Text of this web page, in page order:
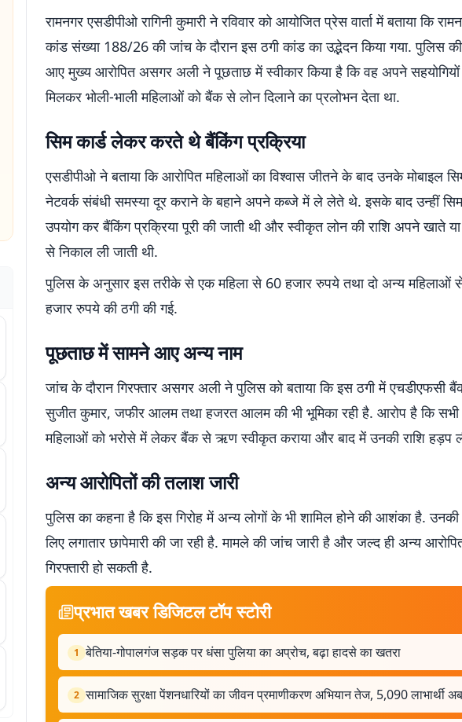
रामनगर एसडीपीओ रागिनी कुमारी ने रविवार को आयोजित प्रेस वार्ता में बताया कि
कांड संख्या 188/26 की जांच के दौरान इस ठगी कांड का उद्भेदन किया गया. पुलिस
आए मुख्य आरोपित असगर अली ने पूछताछ में स्वीकार किया है कि वह अपने
मिलकर भोली-भाली महिलाओं को बैंक से लोन दिलाने का प्रलोभन देता था.
सिम कार्ड लेकर करते थे बैंकिंग प्रक्रिया
एसडीपीओ ने बताया कि आरोपित महिलाओं का विश्वास जीतने के बाद उनके मोबाइल
नेटवर्क संबंधी समस्या दूर कराने के बहाने अपने कब्जे में ले लेते थे. इसके बाद उन्हीं सिम
उपयोग कर बैंकिंग प्रक्रिया पूरी की जाती थी और स्वीकृत लोन की राशि अपने खाते या
से निकाल ली जाती थी.
पुलिस के अनुसार इस तरीके से एक महिला से 60 हजार रुपये तथा दो अन्य महिलाओं
हजार रुपये की ठगी की गई.
पूछताछ में सामने आए अन्य नाम
जांच के दौरान गिरफ्तार असगर अली ने पुलिस को बताया कि इस ठगी में एचडीएफसी
सुजीत कुमार, जफीर आलम तथा हजरत आलम की भी भूमिका रही है. आरोप है कि
महिलाओं को भरोसे में लेकर बैंक से ऋण स्वीकृत कराया और बाद में उनकी राशि हड़प
अन्य आरोपितों की तलाश जारी
पुलिस का कहना है कि इस गिरोह में अन्य लोगों के भी शामिल होने की आशंका है. उनकी
लिए लगातार छापेमारी की जा रही है. मामले की जांच जारी है और जल्द ही अन्य
गिरफ्तारी हो सकती है.
प्रभात खबर डिजिटल टॉप स्टोरी
1 बेतिया-गोपालगंज सड़क पर धंसा पुलिया का अप्रोच, बढ़ा हादसे का खतरा
2 सामाजिक सुरक्षा पेंशनधारियों का जीवन प्रमाणीकरण अभियान तेज, 5,090 लाभार्थी